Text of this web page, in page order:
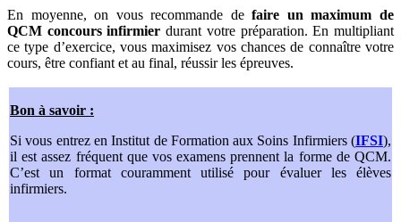
En moyenne, on vous recommande defaire un maximum de
QCM concours infirmier durant votre préparation. En multipliant
ce type d’exercice, vous maximisez vos chances de connaître votre
cours, être confiant et au final, réussir les épreuves.
Bon à savoir :
Si vous entrez en Institut de Formation aux Soins Infirmiers (IFSI),
il est assez fréquent que vos examens prennent la forme de QCM.
C’est un format couramment utilisé pour évaluer les élèves
infirmiers.